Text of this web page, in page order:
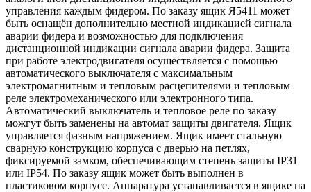
управления каждым фидером. По заказу ящик Я5411 может
быть оснащён дополнительно местной индикацией сигнала
аварии фидера и возможностью для подключения
дистанционной индикации сигнала аварии фидера. Защита
при работе электродвигателя осуществляется с помощью
автоматического выключателя с максимальным
электромагнитным и тепловым расцепителями и тепловым
реле электромеханического или электронного типа.
Автоматический выключатель и тепловое реле по заказу
можгут быть заменены на автомат защиты двигателя. Ящик
управляется фазным напряжением. Ящик имеет стальную
сварную конструкцию корпуса с дверью на петлях,
фиксируемой замком, обеспечивающим степень защиты IР31
или IP54. По заказу ящик может быть выполнен в
пластиковом корпусе. Аппаратура устанавливается в ящике на